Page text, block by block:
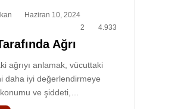
Haziran 10, 2024
2
4.933
Ağrı
ağrıyı anlamak, vücuttaki
daha iyi değerlendirmeye
konumu ve şiddeti,…